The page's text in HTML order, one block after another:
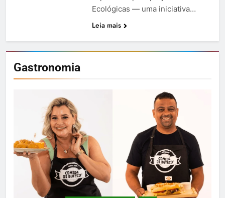
Gastronomia
Ecológicas — uma iniciativa…
Leia mais